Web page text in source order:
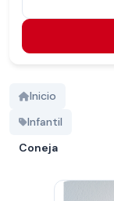
Inicio
Infantil
Coneja